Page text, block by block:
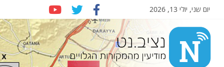
יום שני, יולי 13, 2026
Nziv.net
מודיעין